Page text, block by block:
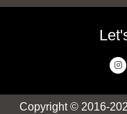
Copyright © 2016-